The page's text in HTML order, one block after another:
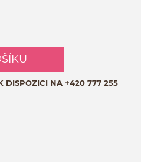
DISPOZICI NA +420 777 255